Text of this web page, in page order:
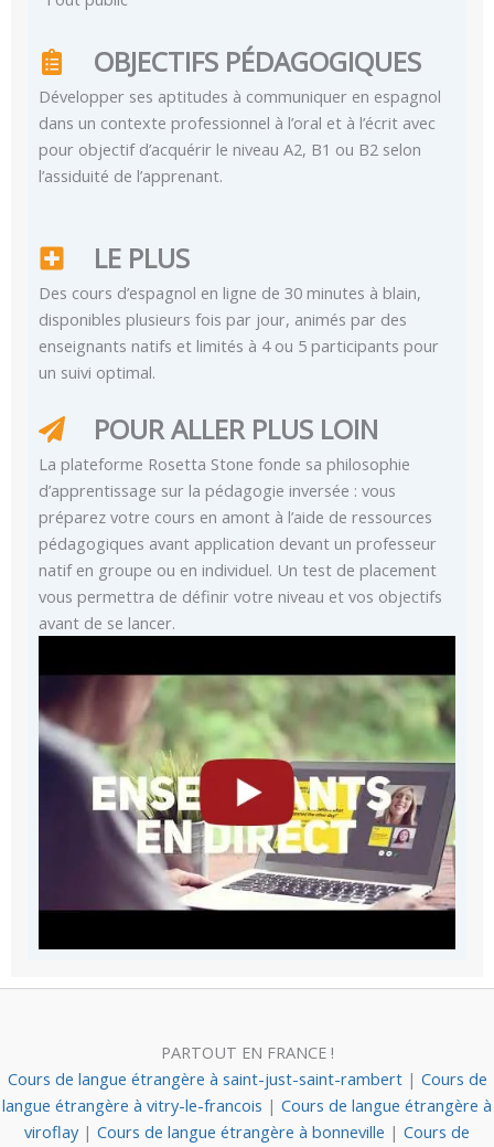
OBJECTIFS PÉDAGOGIQUES
Développer ses aptitudes à communiquer en espagnol
dans un contexte professionnel à l’oral et à l’écrit avec
pour objectif d’acquérir le niveau A2, B1 ou B2 selon
l’assiduité de l’apprenant.
LE PLUS
Des cours d’espagnol en ligne de 30 minutes à blain,
disponibles plusieurs fois par jour, animés par des
enseignants natifs et limités à 4 ou 5 participants pour
un suivi optimal.
POUR ALLER PLUS LOIN
La plateforme Rosetta Stone fonde sa philosophie
d’apprentissage sur la pédagogie inversée : vous
préparez votre cours en amont à l’aide de ressources
pédagogiques avant application devant un professeur
natif en groupe ou en individuel. Un test de placement
vous permettra de définir votre niveau et vos objectifs
avant de se lancer.
PARTOUT EN FRANCE !
Cours de langue étrangère à saint-just-saint-rambert | Cours de
langue étrangère à vitry-le-francois | Cours de langue étrangère à
viroflay | Cours de langue étrangère à bonneville | Cours de